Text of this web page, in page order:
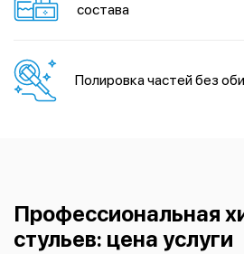
состава
Полировка частей без
Профессиональная
стульев: цена услуги